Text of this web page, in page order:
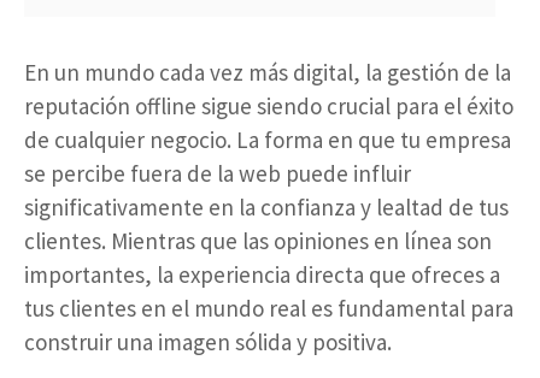
En un mundo cada vez más digital, la gestión de la
reputación offline sigue siendo crucial para el éxito
de cualquier negocio. La forma en que tu empresa
se percibe fuera de la web puede influir
significativamente en la confianza y lealtad de tus
clientes. Mientras que las opiniones en línea son
importantes, la experiencia directa que ofreces a
tus clientes en el mundo real es fundamental para
construir una imagen sólida y positiva.